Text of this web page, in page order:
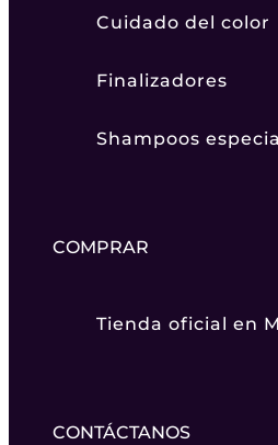
Cuidado del color
Finalizadores
Shampoos
COMPRAR
Tienda oficial en
CONTÁCTANOS